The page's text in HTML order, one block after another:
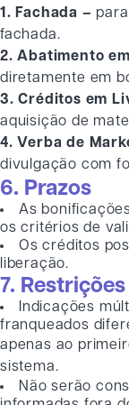
1. Fachada –
fachada.
2. Abatimento
diretamente em
3. Créditos em
aquisição de
4. Verba de
divulgação com
6. Prazos
As
os critérios de
Os créditos
liberação.
7. Restrições
Indicações
franqueados
apenas ao
sistema.
Não serão